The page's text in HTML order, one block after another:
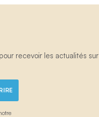
recevoir les actualités sur